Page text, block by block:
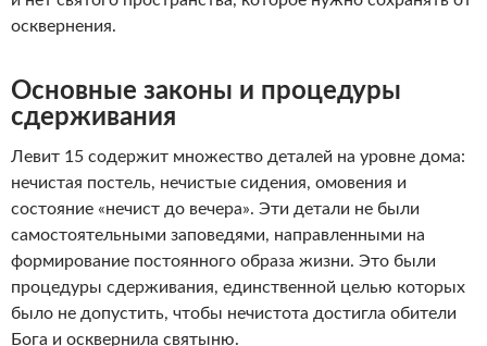
осквернения.
Основные законы и процедуры
сдерживания
Левит 15 содержит множество деталей на уровне дома:
нечистая постель, нечистые сидения, омовения и
состояние «нечист до вечера». Эти детали не были
самостоятельными заповедями, направленными на
формирование постоянного образа жизни. Это были
процедуры сдерживания, единственной целью которых
было не допустить, чтобы нечистота достигла обители
Бога и осквернила святыню.